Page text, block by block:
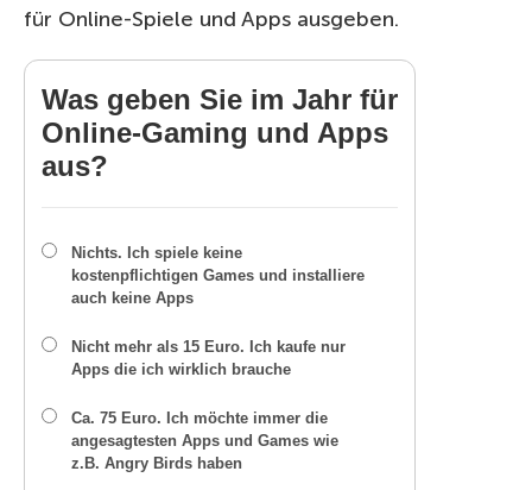
für Online-Spiele und Apps ausgeben.
Was geben Sie im Jahr für
Online-Gaming und Apps
aus?
Nichts. Ich spiele keine
kostenpflichtigen Games und installiere
auch keine Apps
Nicht mehr als 15 Euro. Ich kaufe nur
Apps die ich wirklich brauche
Ca. 75 Euro. Ich möchte immer die
angesagtesten Apps und Games wie
z.B. Angry Birds haben